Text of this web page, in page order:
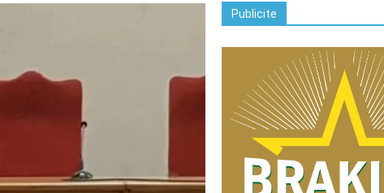
Publicite